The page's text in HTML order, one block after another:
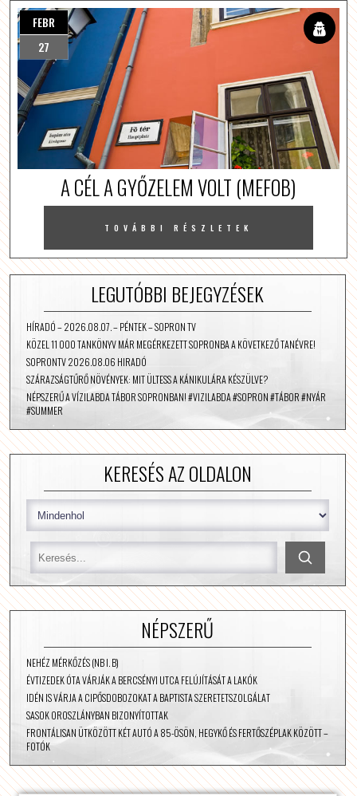
FEBR
27
A CÉL A GYŐZELEM VOLT (MEFOB)
TOVÁBBI RÉSZLETEK
LEGUTÓBBI BEJEGYZÉSEK
HÍRADÓ – 2026.08.07. – PÉNTEK – SOPRON TV
KÖZEL 11 000 TANKÖNYV MÁR MEGÉRKEZETT SOPRONBA A KÖVETKEZŐ TANÉVRE!
SOPRONTV 2026.08.06 HIRADÓ
SZÁRAZSÁGTŰRŐ NÖVÉNYEK: MIT ÜLTESS A KÁNIKULÁRA KÉSZÜLVE?
NÉPSZERŰ A VÍZILABDA TÁBOR SOPRONBAN! #VIZILABDA #SOPRON #TÁBOR #NYÁR
#SUMMER
KERESÉS AZ OLDALON
NÉPSZERŰ
NEHÉZ MÉRKŐZÉS (NB I. B)
ÉVTIZEDEK ÓTA VÁRJÁK A BERCSÉNYI UTCA FELÚJÍTÁSÁT A LAKÓK
IDÉN IS VÁRJA A CIPŐSDOBOZOKAT A BAPTISTA SZERETETSZOLGÁLAT
SASOK OROSZLÁNYBAN BIZONYÍTOTTAK
FRONTÁLISAN ÜTKÖZÖTT KÉT AUTÓ A 85-ÖSÖN, HEGYKŐ ÉS FERTŐSZÉPLAK KÖZÖTT –
FOTÓK